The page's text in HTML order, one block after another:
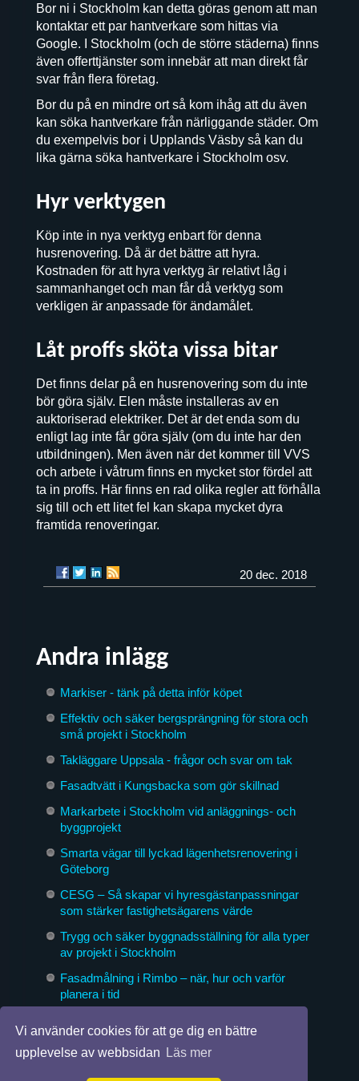
Vi använder cookies för att ge dig en bättre
upplevelse av webbsidan
Läs mer
Bor ni i Stockholm kan detta göras genom att man
kontaktar ett par hantverkare som hittas via
Google. I Stockholm (och de större städerna) finns
även offerttjänster som innebär att man direkt får
svar från flera företag.
Bor du på en mindre ort så kom ihåg att du även
kan söka hantverkare från närliggande städer. Om
du exempelvis bor i Upplands Väsby så kan du
lika gärna söka hantverkare i Stockholm osv.
Hyr verktygen
Köp inte in nya verktyg enbart för denna
husrenovering. Då är det bättre att hyra.
Kostnaden för att hyra verktyg är relativt låg i
sammanhanget och man får då verktyg som
verkligen är anpassade för ändamålet.
Låt proffs sköta vissa bitar
Det finns delar på en husrenovering som du inte
bör göra själv. Elen måste installeras av en
auktoriserad elektriker. Det är det enda som du
enligt lag inte får göra själv (om du inte har den
utbildningen). Men även när det kommer till VVS
och arbete i våtrum finns en mycket stor fördel att
ta in proffs. Här finns en rad olika regler att förhålla
sig till och ett litet fel kan skapa mycket dyra
framtida renoveringar.
20 dec. 2018
Andra inlägg
Markiser - tänk på detta inför köpet
Effektiv och säker bergsprängning för stora och
små projekt i Stockholm
Takläggare Uppsala - frågor och svar om tak
Fasadtvätt i Kungsbacka som gör skillnad
Markarbete i Stockholm vid anläggnings- och
byggprojekt
Smarta vägar till lyckad lägenhetsrenovering i
Göteborg
CESG – Så skapar vi hyresgästanpassningar
som stärker fastighetsägarens värde
Trygg och säker byggnadsställning för alla typer
av projekt i Stockholm
Fasadmålning i Rimbo – när, hur och varför
planera i tid